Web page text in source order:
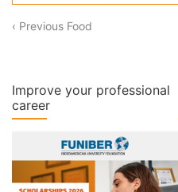
‹ Previous Food
Improve your professional
career